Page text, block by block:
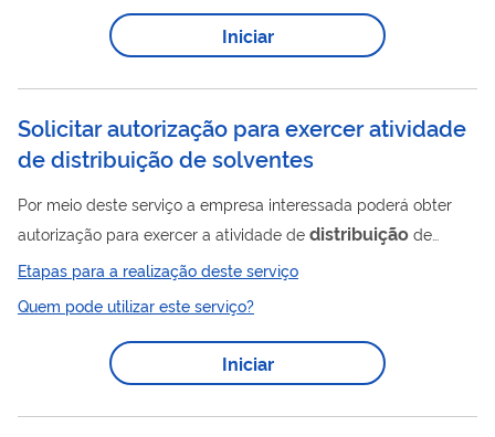
vale-brindes ou operações assemelhadas — são consideradas
formas de promoção comercial e dependem de prévia
da Fazenda. Assim, adistribuição...
Iniciar
Solicitar autorização para exercer atividade
de distribuição de solventes
Por meio deste serviço a empresa interessada poderá obter
autorização para exercer a atividade de distribuição de
solventes. Para utilizar esse serviço você deve ter um cadastro
como usuário externo do SEI-ANP. Para mais informações
acesse o serviço " Solicitar cadastro como usuário externo no
Etapas para a realização deste serviço
Quem pode utilizar este serviço?
Iniciar